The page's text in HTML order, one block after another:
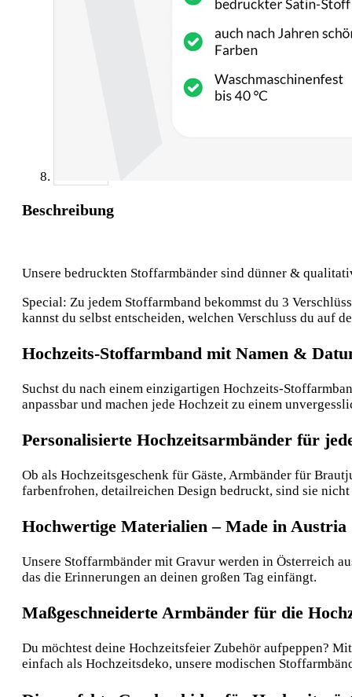
Beschreibung
Unsere bedruckten Stoffarmbänder sind dünner &
Special: Zu jedem Stoffarmband bekommst du 3
kannst du selbst entscheiden, welchen Verschluss du auf
Hochzeits-Stoffarmband mit Namen &
Suchst du nach einem einzigartigen Hochzeits-
anpassbar und machen jede Hochzeit zu einem
Personalisierte Hochzeitsarmbänder für
Ob als Hochzeitsgeschenk für Gäste, Armbänder für
farbenfrohen, detailreichen Design bedruckt, sind sie
Hochwertige Materialien – Made in Austria
Unsere Stoffarmbänder mit Gravur werden in Österreich
das die Erinnerungen an deinen großen Tag einfängt.
Maßgeschneiderte Armbänder für die
Du möchtest deine Hochzeitsfeier Zubehör aufpeppen?
einfach als Hochzeitsdeko, unsere modischen